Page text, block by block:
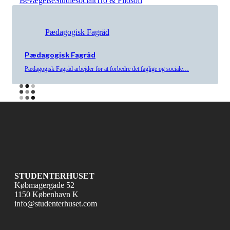
Pædagogisk Fagråd
Pædagogisk Fagråd
Pædagogisk Fagråd arbejder for at forbedre det faglige og sociale…
STUDENTERHUSET
Købmagergade 52
1150 København K
info@studenterhuset.com